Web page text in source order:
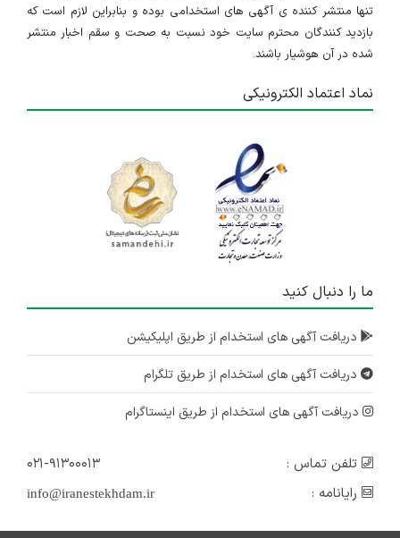
تنها منتشر کننده ی آگهی های استخدامی بوده و بنابراین لازم است که
بازدید کنندگان محترم سایت خود نسبت به صحت و سقم اخبار منتشر
شده در آن هوشیار باشند.
نماد اعتماد الکترونیکی
ما را دنبال کنید
دریافت آگهی های استخدام از طریق اپلیکیشن
دریافت آگهی های استخدام از طریق تلگرام
دریافت آگهی های استخدام از طریق اینستاگرام
تلفن تماس :
۰۲۱-۹۱۳۰۰۰۱۳
رایانامه :
info@iranestekhdam.ir